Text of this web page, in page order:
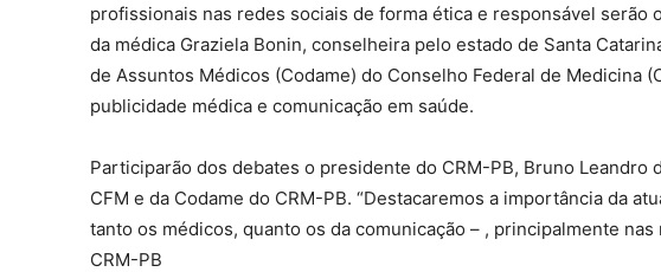
profissionais nas redes sociais de forma ética e responsável serão
da médica Graziela Bonin, conselheira pelo estado de Santa
de Assuntos Médicos (Codame) do Conselho Federal de Medicina
publicidade médica e comunicação em saúde.
Participarão dos debates o presidente do CRM-PB, Bruno Leandro
CFM e da Codame do CRM-PB. “Destacaremos a importância da
tanto os médicos, quanto os da comunicação – , principalmente
CRM-PB